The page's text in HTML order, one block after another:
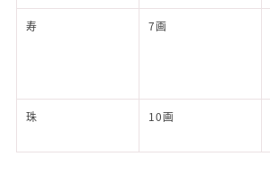
寿 7画
珠 10画